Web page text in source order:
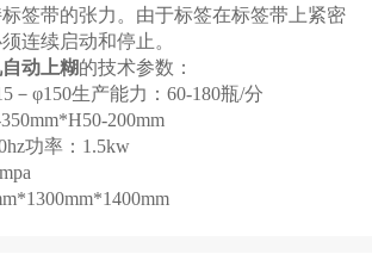
签带的张力。由于标签在标签带上紧密
连续启动和停止。
动上糊的技术参数：
－φ150生产能力：60-180瓶/分
200mm
功率：1.5kw